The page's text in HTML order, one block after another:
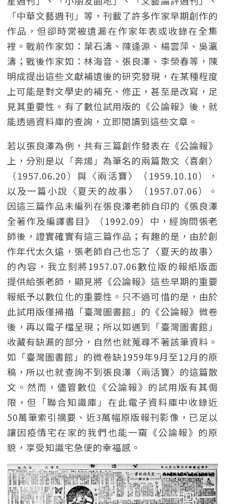
「中華文藝週刊」等，刊載了許多作家早期創作的
作品，但卻時常被遺漏在作家年表或收錄在全集
裡。戰前作家如：葉石濤、陳逢源、楊雲萍、吳瀛
濤；戰後作家如：林海音、張良澤、李榮春等，陳
明成提出這些文獻補遺後的研究發現，在某種程度
上可能是對文學史的補充、修正，甚至是改寫，足
見其重要性。有了數位試用版的《公論報》後，就
能透過資料庫的查詢，立即閱讀到這些文章。
若以張良澤為例，共有三篇創作發表在《公論報》
上，分別是以「奔煬」為筆名的兩篇散文〈喜劇〉
（1957.06.20）與〈兩活寶〉（1959.10.10），
以及一篇小說〈夏天的故事〉（1957.07.06）。
因這三篇作品未編列在張良澤老師自印的《張良澤
全著作及編譯書目》（1992.09）中，經詢問張老
師後，證實確實有這三篇作品；有趣的是，由於創
作年代太久遠，張老師自己也忘了〈夏天的故事〉
的內容，我立刻將1957.07.06數位版的報紙版面
提供給張老師，顯見將《公論報》這些早期的重要
報紙予以數位化的重要性。只不過可惜的是，由於
此試用版僅掃描「臺灣圖書館」的《公論報》微卷
後，再以電子檔呈現；所以如遇到「臺灣圖書館」
收藏有缺漏的部分，自然也就蒐尋不著該筆資料。
如「臺灣圖書館」的微卷缺1959年9月至12月的原
稿，所以也就查詢不到張良澤〈兩活寶〉的這篇散
文。然而，儘管數位《公論報》的試用版有其侷
限，但「聯合知識庫」在此電子資料庫中收錄近
50萬筆索引摘要、近3萬幅原版報刊影像，已足以
讓因疫情宅在家的我們也能一窺《公論報》的原
貌，享受知識宅急便的幸福感。